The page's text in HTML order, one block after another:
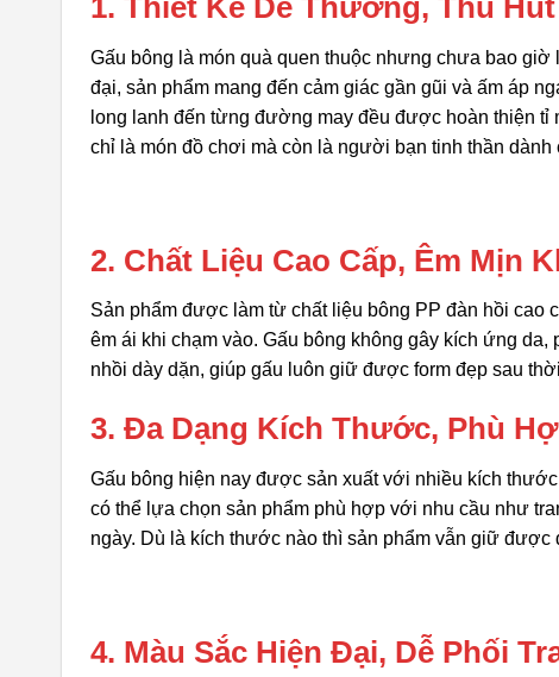
1. Thiết Kế Dễ Thương, Thu
Gấu bông là món quà quen thuộc nhưng chưa bao
đại, sản phẩm mang đến cảm giác gần gũi và ấm áp
long lanh đến từng đường may đều được hoàn thiện
chỉ là món đồ chơi mà còn là người bạn tinh thần dành
2. Chất Liệu Cao Cấp, Êm Mịn
Sản phẩm được làm từ chất liệu bông PP đàn hồi cao
êm ái khi chạm vào. Gấu bông không gây kích ứng
nhồi dày dặn, giúp gấu luôn giữ được form đẹp sau
3. Đa Dạng Kích Thước, Phù
Gấu bông hiện nay được sản xuất với nhiều kích
có thể lựa chọn sản phẩm phù hợp với nhu cầu như
ngày. Dù là kích thước nào thì sản phẩm vẫn giữ được
4. Màu Sắc Hiện Đại, Dễ Phối